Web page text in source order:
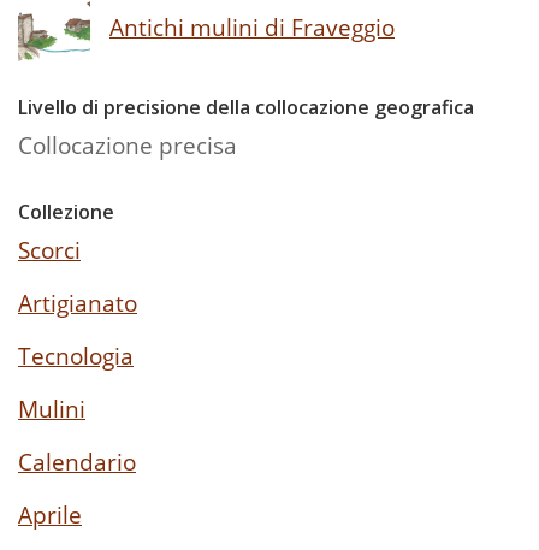
Antichi mulini di Fraveggio
Livello di precisione della collocazione geografica
Collocazione precisa
Collezione
Scorci
Artigianato
Tecnologia
Mulini
Calendario
Aprile